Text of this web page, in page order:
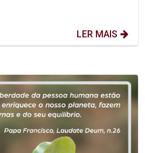
LER MAIS